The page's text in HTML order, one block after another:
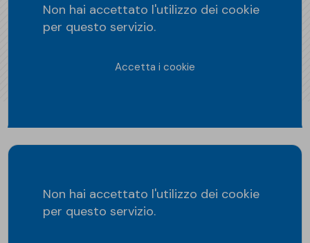
Non hai accettato l'utilizzo dei cookie
per questo servizio.
Accetta i cookie
Non hai accettato l'utilizzo dei cookie
per questo servizio.